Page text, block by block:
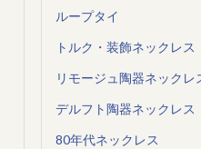
ループタイ
トルク・装飾ネックレス
リモージュ陶器ネックレ
デルフト陶器ネックレス
80年代ネックレス